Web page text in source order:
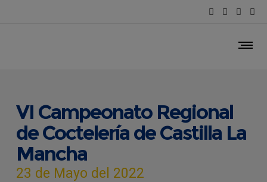
VI Campeonato Regional
de Coctelería de Castilla La
Mancha
23 de Mayo del 2022